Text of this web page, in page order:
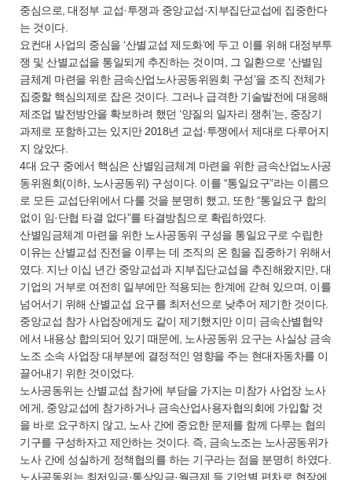
중심으로, 대정부 교섭·투쟁과 중앙교섭·지부집단교섭에 집중한다
는 것이다.
요컨대 사업의 중심을 ‘산별교섭 제도화’에 두고 이를 위해 대정부투
쟁 및 산별교섭을 통일되게 추진하는 것이며, 그 일환으로 ‘산별임
금체계 마련을 위한 금속산업노사공동위원회 구성’을 조직 전체가
집중할 핵심의제로 잡은 것이다. 그러나 급격한 기술발전에 대응해
제조업 발전방안을 확보하려 했던 ‘양질의 일자리 쟁취’는, 중장기
과제로 포함하고는 있지만 2018년 교섭·투쟁에서 제대로 다루어지
지 않았다.
4대 요구 중에서 핵심은 산별임금체계 마련을 위한 금속산업노사공
동위원회(이하, 노사공동위) 구성이다. 이를 “통일요구”라는 이름으
로 모든 교섭단위에서 다룰 것을 분명히 했고, 또한 “통일요구 합의
없이 임·단협 타결 없다”를 타결방침으로 확립하였다.
산별임금체계 마련을 위한 노사공동위 구성을 통일요구로 수립한
이유는 산별교섭 진전을 이루는 데 조직의 온 힘을 집중하기 위해서
였다. 지난 이십 년간 중앙교섭과 지부집단교섭을 추진해왔지만, 대
기업의 거부로 여전히 일부에만 적용되는 한계에 갇혀 있으며, 이를
넘어서기 위해 산별교섭 요구를 최저선으로 낮추어 제기한 것이다.
중앙교섭 참가 사업장에게도 같이 제기했지만 이미 금속산별협약
에서 내용상 합의되어 있기 때문에, 노사공동위 요구는 사실상 금속
노조 소속 사업장 대부분에 결정적인 영향을 주는 현대자동차를 이
끌어내기 위한 것이었다.
노사공동위는 산별교섭 참가에 부담을 가지는 미참가 사업장 노사
에게, 중앙교섭에 참가하거나 금속산업사용자협의회에 가입할 것
을 바로 요구하지 않고, 노사 간에 중요한 문제를 함께 다루는 협의
기구를 구성하자고 제안하는 것이다. 즉, 금속노조는 노사공동위가
노사 간에 성실하게 정책협의를 하는 기구라는 점을 분명히 하였다.
노사공동위는 최저임금·통상임금·월급제 등 기업별 편차로 현장에